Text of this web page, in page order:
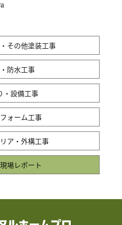
その他塗装工事
防水工事
・設備工事
ォーム工事
ア・外構工事
場レポート